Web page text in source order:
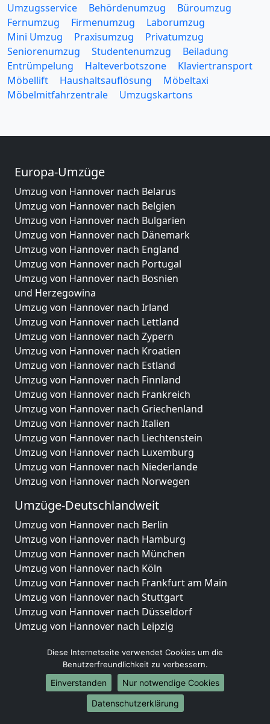
Umzugsservice Behördenumzug
Büroumzug
Fernumzug
Firmenumzug
Laborumzug
Mini Umzug
Praxisumzug
Privatumzug
Seniorenumzug
Studentenumzug
Beiladung
Entrümpelung
Halteverbotszone
Klaviertransport
Möbellift
Haushaltsauflösung
Möbeltaxi
Möbelmitfahrzentrale
Umzugskartons
Europa-Umzüge
Umzug von Hannover nach Belarus
Umzug von Hannover nach Belgien
Umzug von Hannover nach Bulgarien
Umzug von Hannover nach Dänemark
Umzug von Hannover nach England
Umzug von Hannover nach Portugal
Umzug von Hannover nach Bosnien
und Herzegowina
Umzug von Hannover nach Irland
Umzug von Hannover nach Lettland
Umzug von Hannover nach Zypern
Umzug von Hannover nach Kroatien
Umzug von Hannover nach Estland
Umzug von Hannover nach Finnland
Umzug von Hannover nach Frankreich
Umzug von Hannover nach Griechenland
Umzug von Hannover nach Italien
Umzug von Hannover nach Liechtenstein
Umzug von Hannover nach Luxemburg
Umzug von Hannover nach Niederlande
Umzug von Hannover nach Norwegen
Umzüge-Deutschlandweit
Umzug von Hannover nach Berlin
Umzug von Hannover nach Hamburg
Umzug von Hannover nach München
Umzug von Hannover nach Köln
Umzug von Hannover nach Frankfurt am Main
Umzug von Hannover nach Stuttgart
Umzug von Hannover nach Düsseldorf
Umzug von Hannover nach Leipzig
Umzug von Hannover nach Essen
Umzug von Hannover nach Bremen
Umzug von Hannover nach Dresden
Umzug von Hannover nach Hannover
Umzug von Hannover nach Nürnberg
Diese Internetseite verwendet Cookies um die
Benutzerfreundlichkeit zu verbessern.
Einverstanden
Nur notwendige Cookies
Datenschutzerklärung